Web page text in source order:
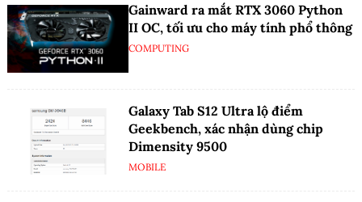
Gainward ra mắt RTX 3060 Python
II OC, tối ưu cho máy tính phổ thông
COMPUTING
Galaxy Tab S12 Ultra lộ điểm
Geekbench, xác nhận dùng chip
Dimensity 9500
MOBILE